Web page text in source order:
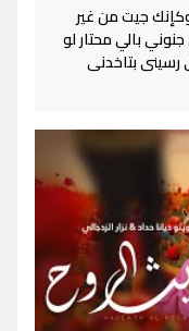
جيت من غير
بالي محتار لو
رسينى بتاخدنى